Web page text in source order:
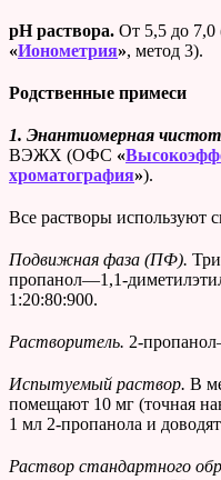
рН раствора. От 5,5 до
«Ионометрия», метод 3).
Родственные примеси
1. Энантиомерная
ВЭЖХ (ОФС «
хроматография»).
Все растворы используют
Подвижная фаза (ПФ).
пропанол—1,1-
1:20:80:900.
Растворитель. 2-
Испытуемый раствор. В
помещают 10 мг (точная
1 мл 2-пропанола и
Раствор стандартного